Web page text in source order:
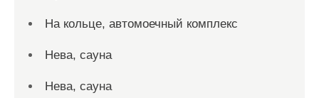
На кольце, автомоечный комплекс
Нева, сауна
Нева, сауна